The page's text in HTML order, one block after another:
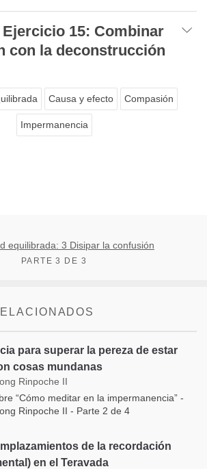
15: Combinar
con la deconstrucción
Causa y efecto Compasión
Impermanencia
equilibrada: 3 Disipar la confusión
PARTE 3 DE 3
para superar la pereza de estar
cosas mundanas
Rinpoche II
“Cómo meditar en la impermanencia” -
Rinpoche II - Parte 2 de 4
de la recordación
en el Teravada